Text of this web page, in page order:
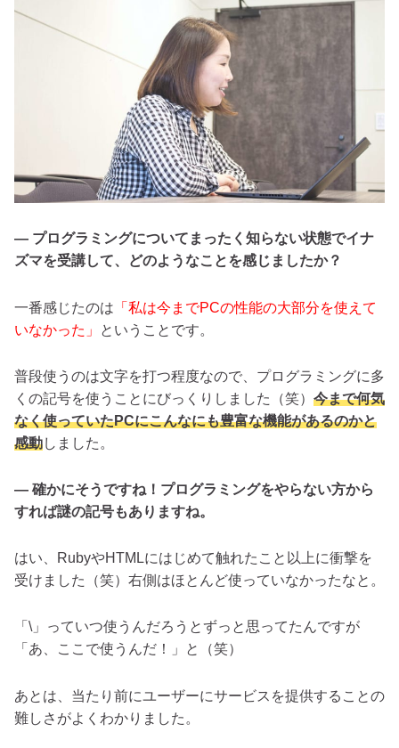
— プログラミングについてまったく知らない状態でイナ
ズマを受講して、どのようなことを感じましたか？
一番感じたのは 「私は今までPCの性能の大部分を使えて
いなかった」
ということです。
普段使うのは文字を打つ程度なので、プログラミングに多
くの記号を使うことにびっくりしました（笑） 今まで何気
なく使っていたPCにこんなにも豊富な機能があるのかと
感動しました。
— 確かにそうですね！プログラミングをやらない方から
すれば謎の記号もありますね。
はい、RubyやHTMLにはじめて触れたこと以上に衝撃を
受けました（笑）右側はほとんど使っていなかったなと。
「\」っていつ使うんだろうとずっと思ってたんですが
「あ、ここで使うんだ！」と（笑）
あとは、当たり前にユーザーにサービスを提供することの
難しさがよくわかりました。